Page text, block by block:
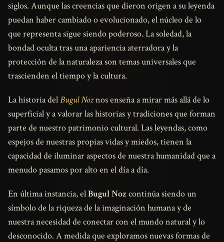
siglos. Aunque las creencias que dieron origen a su leyenda
puedan haber cambiado o evolucionado, el núcleo de lo
que representa sigue siendo poderoso. La soledad, la
bondad oculta tras una apariencia aterradora y la
protección de la naturaleza son temas universales que
trascienden el tiempo y la cultura.
La historia delBugul Noznos enseña a mirar más allá de lo
superficial y a valorar las historias y tradiciones que forman
parte de nuestro patrimonio cultural. Las leyendas, como
espejos de nuestras propias vidas y miedos, tienen la
capacidad de iluminar aspectos de nuestra humanidad que a
menudo pasamos por alto en el día a día.
En última instancia, elBugul Noz continúa siendo un
símbolo de la riqueza de la imaginación humana y de
nuestra necesidad de conectar con el mundo natural y lo
desconocido. A medida que exploramos nuevas formas de